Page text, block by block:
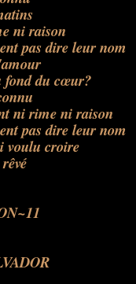
ni raison
pas dire leur nom
fond du cœur?
ni rime ni raison
pas dire leur nom
voulu croire